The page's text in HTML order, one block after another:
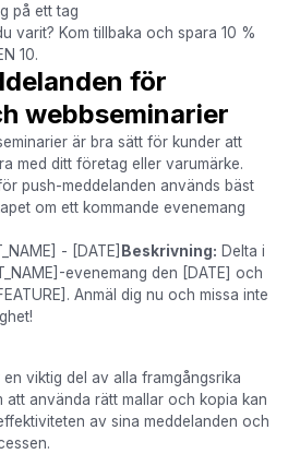
på ett tag
varit? Kom tillbaka och spara 10 %
10.
för
webbseminarier
är bra sätt för kunder att
med ditt företag eller varumärke.
push-meddelanden används bäst
om ett kommande evenemang
- [DATE] Beskrivning: Delta i
evenemang den [DATE] och
Anmäl dig nu och missa inte
viktig del av alla framgångsrika
att använda rätt mallar och kopia kan
av sina meddelanden och